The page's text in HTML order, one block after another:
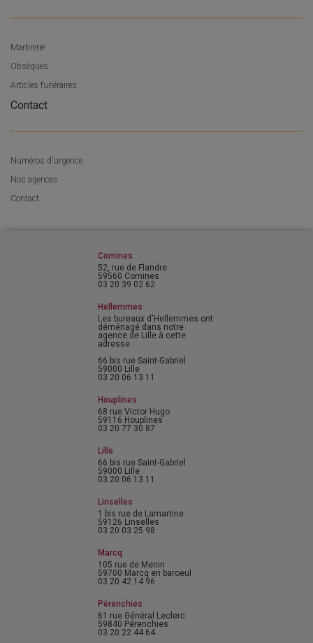
Marbrerie
Obsèques
Articles funéraires
Contact
Numéros d'urgence
Nos agences
Contact
Comines
52, rue de Flandre
59560 Comines
03 20 39 02 62
Hellemmes
Les bureaux d'Hellemmes ont
déménagé dans notre
agence de Lille à cette
adresse :
66 bis rue Saint-Gabriel
59000 Lille
03 20 06 13 11
Houplines
68 rue Victor Hugo
59116 Houplines
03 20 77 30 87
Lille
66 bis rue Saint-Gabriel
59000 Lille
03 20 06 13 11
Linselles
1 bis rue de Lamartine
59126 Linselles
03 20 03 25 98
Marcq
105 rue de Menin
59700 Marcq en baroeul
03 20 42 14 96
Pérenchies
61 rue Général Leclerc
59840 Pérenchies
03 20 22 44 64